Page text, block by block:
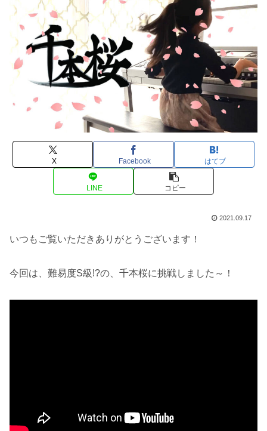
X Facebook はてブ
LINE コピー
2021.09.17
いつもご覧いただきありがとうございます！
今回は、難易度S級!?の、千本桜に挑戦しました～！